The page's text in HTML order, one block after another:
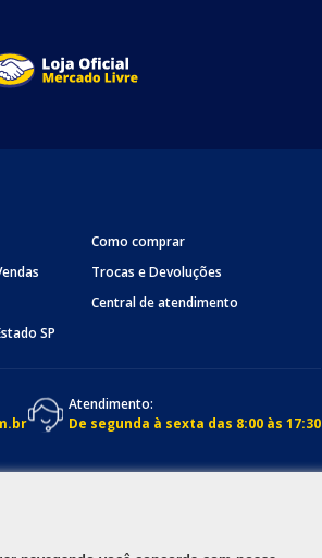
Como comprar
Trocas e Devoluções
Central de atendimento
SP
Atendimento:
De segunda à sexta das 8:00 às 17:30